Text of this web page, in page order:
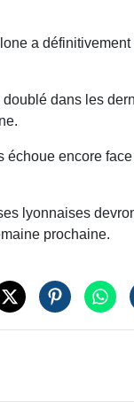
a
dans les
échoue encore
lyonnaises
prochaine.